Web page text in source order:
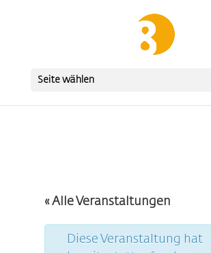
Seite wählen
« Alle Veranstaltungen
Diese Veranstaltung hat